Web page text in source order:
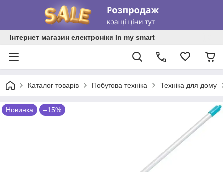
Інтернет магазин електроніки In my smart
Каталог товарів Побутова техніка Техніка для дому
Новинка –15%